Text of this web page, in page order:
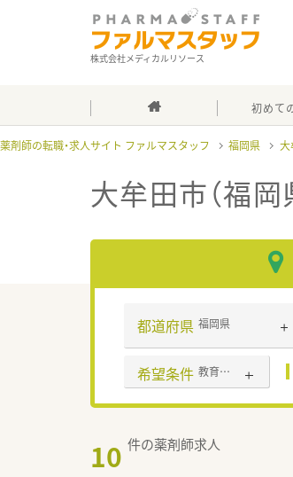
株式会社メディカルリソース
初めて
薬剤師の転職・求人サイト ファルマスタッフ 福岡県 大
大牟田市（福
都道府県 福岡県
希望条件 教育制度あり
10 件の薬剤師求人